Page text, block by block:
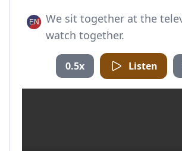
We sit together at the
watch together.
0.5x Listen